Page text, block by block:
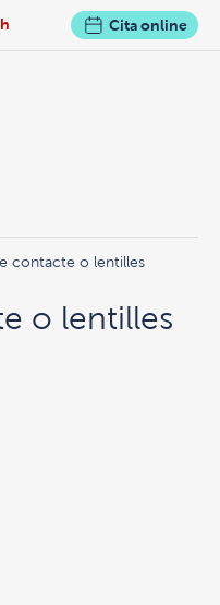
Cita online
contacte o lentilles
o lentilles